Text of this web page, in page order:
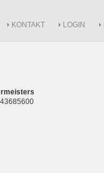
KONTAKT LOGIN